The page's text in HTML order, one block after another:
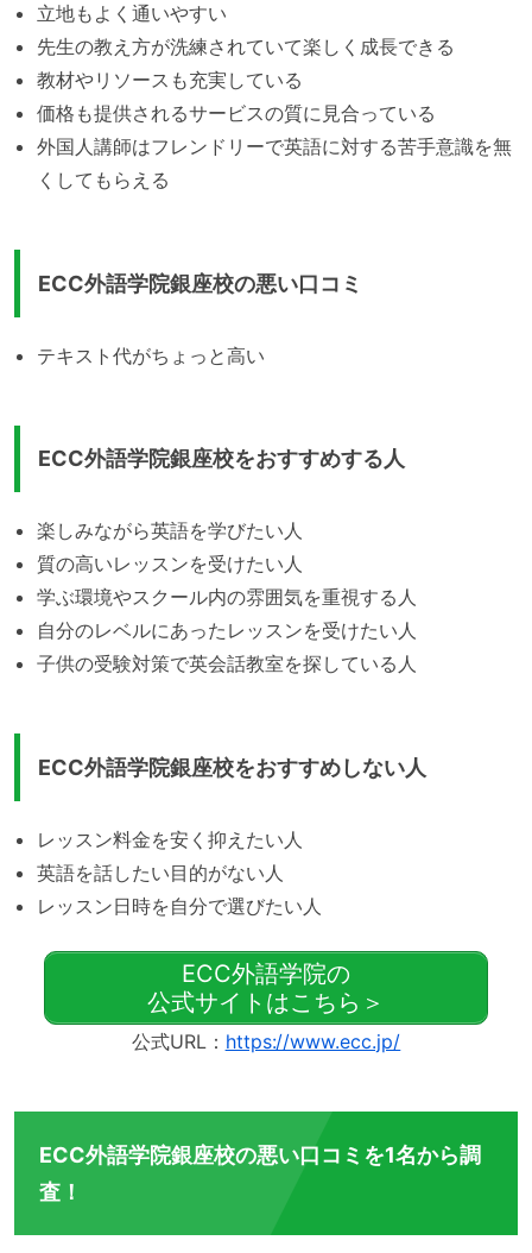
立地もよく通いやすい
先生の教え方が洗練されていて楽しく成長できる
教材やリソースも充実している
価格も提供されるサービスの質に見合っている
外国人講師はフレンドリーで英語に対する苦手意識を無
くしてもらえる
ECC外語学院銀座校の悪い口コミ
テキスト代がちょっと高い
ECC外語学院銀座校をおすすめする人
楽しみながら英語を学びたい人
質の高いレッスンを受けたい人
学ぶ環境やスクール内の雰囲気を重視する人
自分のレベルにあったレッスンを受けたい人
子供の受験対策で英会話教室を探している人
ECC外語学院銀座校をおすすめしない人
レッスン料金を安く抑えたい人
英語を話したい目的がない人
レッスン日時を自分で選びたい人
ECC外語学院の
公式サイトはこちら＞
公式URL： https://www.ecc.jp/
ECC外語学院銀座校の悪い口コミを1名から調
査！